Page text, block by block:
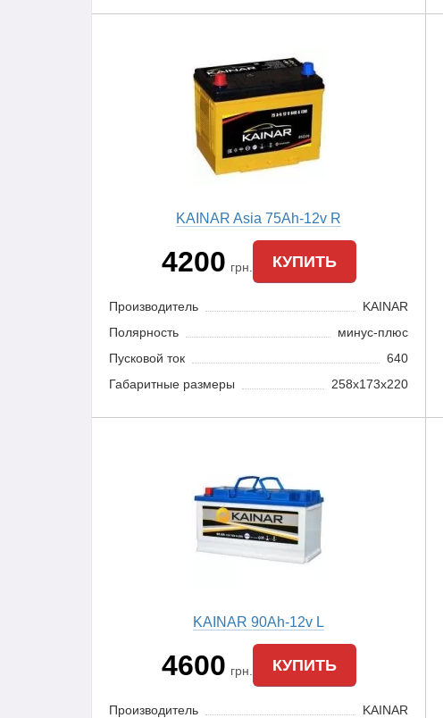
KAINAR Asia 75Ah-12v R
4200 грн. КУПИТЬ
Производитель
KAINAR
Полярность
минус-плюс
Пусковой ток
640
Габаритные размеры
258x173x220
KAINAR 90Ah-12v L
4600 грн. КУПИТЬ
Производитель
KAINAR